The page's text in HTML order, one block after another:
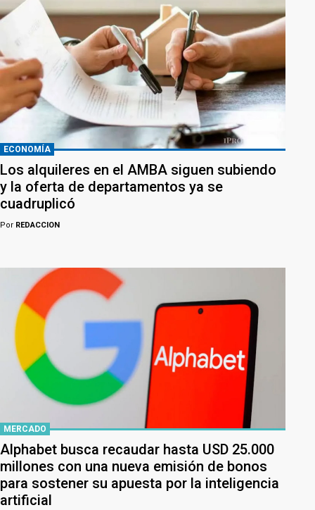
ECONOMÍA
Los alquileres en el AMBA siguen subiendo
y la oferta de departamentos ya se
cuadruplicó
Por REDACCION
MERCADO
Alphabet busca recaudar hasta USD 25.000
millones con una nueva emisión de bonos
para sostener su apuesta por la inteligencia
artificial